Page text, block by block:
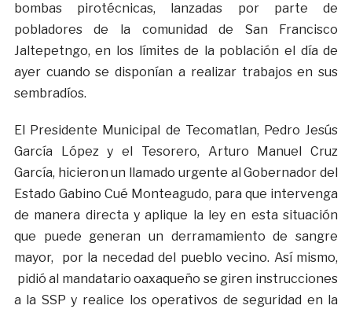
bombas pirotécnicas, lanzadas por parte de
pobladores de la comunidad de San Francisco
Jaltepetngo, en los límites de la población el día de
ayer cuando se disponían a realizar trabajos en sus
sembradíos.
El Presidente Municipal de Tecomatlan, Pedro Jesús
García López y el Tesorero, Arturo Manuel Cruz
García, hicieron un llamado urgente al Gobernador del
Estado Gabino Cué Monteagudo, para que intervenga
de manera directa y aplique la ley en esta situación
que puede generan un derramamiento de sangre
mayor, por la necedad del pueblo vecino. Así mismo,
pidió al mandatario oaxaqueño se giren instrucciones
a la SSP y realice los operativos de seguridad en la